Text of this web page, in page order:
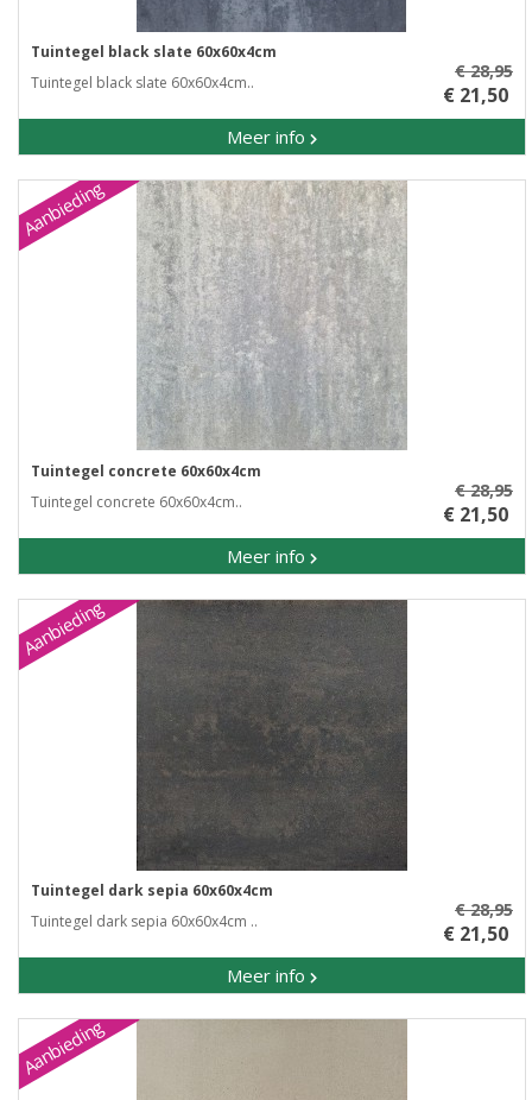
Tuintegel black slate 60x60x4cm
Tuintegel black slate 60x60x4cm..
Meer info
€ 28,95
€ 21,50
Aanbieding
Tuintegel concrete 60x60x4cm
Tuintegel concrete 60x60x4cm..
Meer info
€ 28,95
€ 21,50
Aanbieding
Tuintegel dark sepia 60x60x4cm
Tuintegel dark sepia 60x60x4cm ..
Meer info
€ 28,95
€ 21,50
Aanbieding